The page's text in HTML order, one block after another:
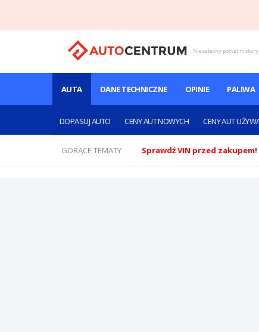
Niezależny portal
AUTA
DOPASUJ AUTO CENY AUT NOWYCH CENY AUT
DANE TECHNICZNE OPINIE PALIWA
GORĄCE TEMATY Sprawdź VIN przed zakupem!